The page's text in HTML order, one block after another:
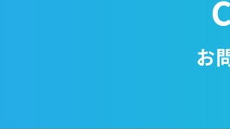
お